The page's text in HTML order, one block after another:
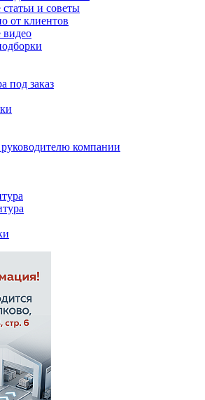
и советы
от клиентов
видео
под заказ
компании